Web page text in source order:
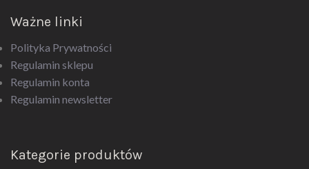
Ważne linki
Polityka Prywatności
Regulamin sklepu
Regulamin konta
Regulamin newsletter
Kategorie produktów